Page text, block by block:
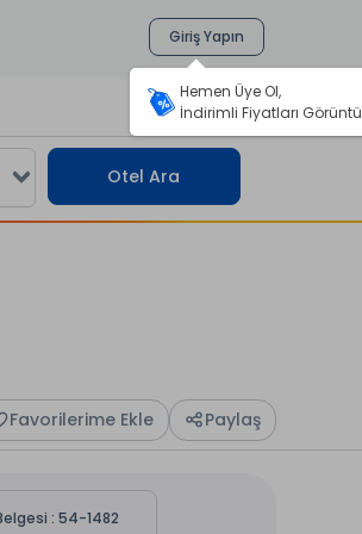
Giriş Yapın
Otel Ara
Favorilerime Ekle Paylaş
: 54-1482
Hemen Üye Ol,
İndirimli Fiyatları